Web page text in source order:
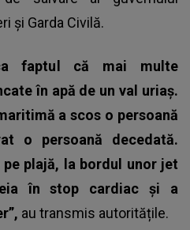
și Garda Civilă.
faptul că mai multe
în apă de un val uriaș.
a scos o persoană
o persoană decedată.
plajă, la bordul unor jet
în stop cardiac și a
au transmis autoritățile.